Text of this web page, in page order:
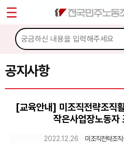
공지사항
[교육안내] 미조직전략조직
작은사업장노동자
2022.12.26 미조직전략조직
마이페이지
소개
소식
공지사항
성명·보도
Sketchbook5, 스
Sketchbook5, 스